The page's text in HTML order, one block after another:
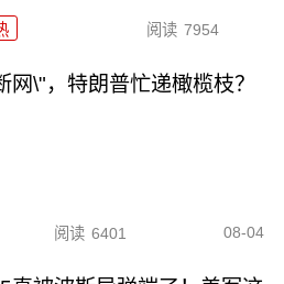
阅读 7954
\"，特朗普忙递橄榄枝？
阅读 6401 08-04